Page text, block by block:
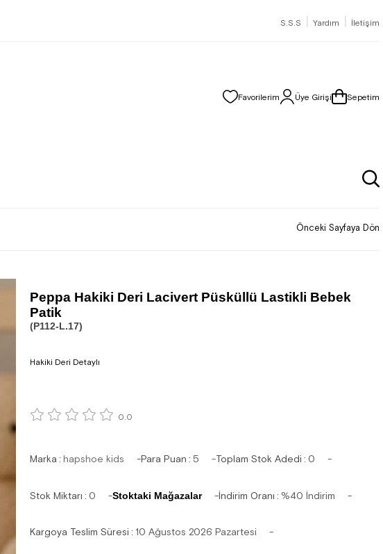
S.S.S | Yardım | İletişim
Favorilerim Üye Girişi Sepetim
Önceki Sayfaya Dön
Peppa Hakiki Deri Lacivert Püsküllü Lastikli Bebek
Patik
(P112-L.17)
Hakiki Deri Detaylı
0.0
Marka : hapshoe kids Para Puan : 5 Toplam Stok Adedi : 0
Stok Miktarı : 0 Stoktaki Mağazalar İndirim Oranı : %40 İndirim
Kargoya Teslim Süresi : 10 Ağustos 2026 Pazartesi